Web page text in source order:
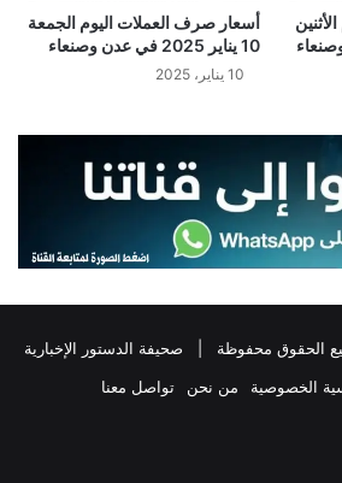
أسعار صرف العملات اليوم الجمعة
10 يناير 2025 في عدن وصنعاء
10 يناير، 2025
صحيفة الدستور الإخبارية
الخصوصية من نحن تواصل معنا